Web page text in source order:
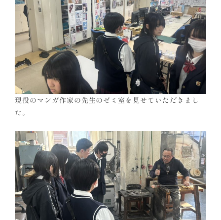
現役のマンガ作家の先生のゼミ室を見せていただきまし
た。